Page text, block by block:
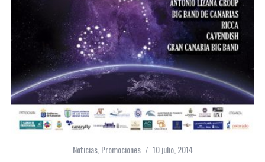
Noticias, Promociones 10 julio, 2014